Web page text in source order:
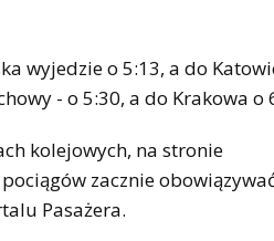
wyjedzie o 5:13, a do
- o 5:30, a do Krakowa o
kolejowych, na stronie
zacznie
Pasażera.